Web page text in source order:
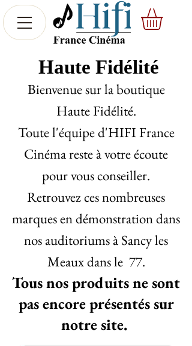
Haute Fidélité
Bienvenue sur la boutique
Haute Fidélité.
Toute l'équipe d'HIFI France
Cinéma reste à votre écoute
pour vous conseiller.
Retrouvez ces nombreuses
marques en démonstration dans
nos auditoriums à Sancy les
Meaux dans le 77.
Tous nos produits ne sont
pas encore présentés sur
notre site.